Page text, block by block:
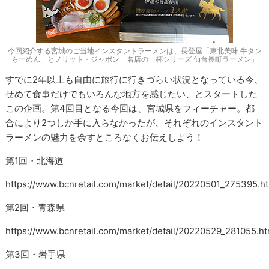
今回紹介する宮城のご当地インスタントラーメンは、長登屋「東北美味 牛タン
らーめん」とノリット・ジャポン「名店の一杯シリーズ 仙台長町ラーメン」
すでに2年以上も自由に旅行に行きづらい状況となっている今、
せめて食事だけでもいろんな地方を感じたい、とスタートした
この企画。第4回目となる今回は、宮城県をフィーチャー。都
合により2つしか手に入らなかったが、それぞれのインスタント
ラーメンの魅力を余すところなくお伝えしよう！
第1回・北海道
https://www.bcnretail.com/market/detail/
第2回・青森県
https://www.bcnretail.com/market/detail/
第3回・岩手県